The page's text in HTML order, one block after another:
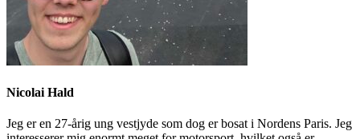
Nicolai Hald
Jeg er en 27-årig ung vestjyde som dog er bosat i Nordens Paris. Jeg